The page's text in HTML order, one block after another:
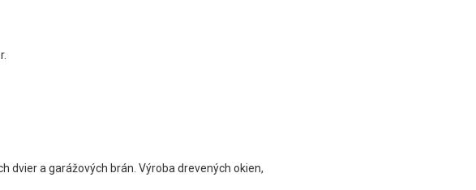
dvier a garážových brán. Výroba drevených okien,